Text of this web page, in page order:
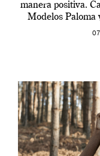
manera positiva.
Modelos Paloma
outfit,